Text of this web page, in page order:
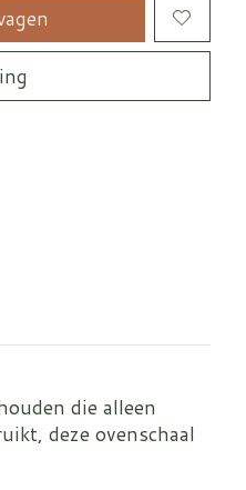
die alleen
deze ovenschaal